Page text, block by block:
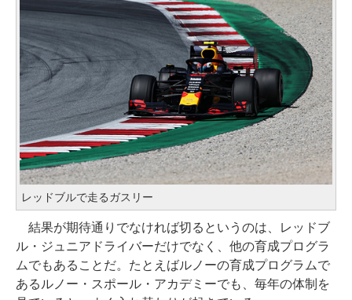
レッドブルで走るガスリー
結果が期待通りでなければ切るというのは、レッドブ
ル・ジュニアドライバーだけでなく、他の育成プログラ
ムでもあることだ。たとえばルノーの育成プログラムで
あるルノー・スポール・アカデミーでも、毎年の体制を